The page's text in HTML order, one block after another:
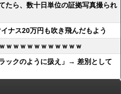
たら、数十日単位の証拠写真撮られ
ナス20万円も吹き飛んだもよう
ｗｗｗｗｗｗｗｗｗｗｗ
ックのように扱え」→ 差別として